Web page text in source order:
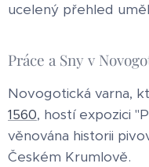
ucelený přehled
Práce a Sny v
Novogotická varna,
1560, hostí expozici
věnována historii
Českém Krumlově.